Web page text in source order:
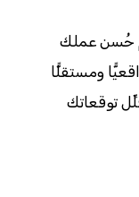
حُسن عملك
ومستقلًّا
توقعاتك